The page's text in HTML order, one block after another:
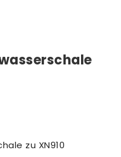
zu XN910